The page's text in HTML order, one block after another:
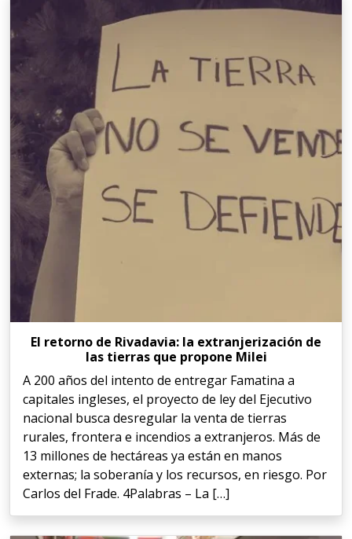
El retorno de Rivadavia: la extranjerización de
las tierras que propone Milei
A 200 años del intento de entregar Famatina a
capitales ingleses, el proyecto de ley del Ejecutivo
nacional busca desregular la venta de tierras
rurales, frontera e incendios a extranjeros. Más de
13 millones de hectáreas ya están en manos
externas; la soberanía y los recursos, en riesgo. Por
Carlos del Frade. 4Palabras – La […]